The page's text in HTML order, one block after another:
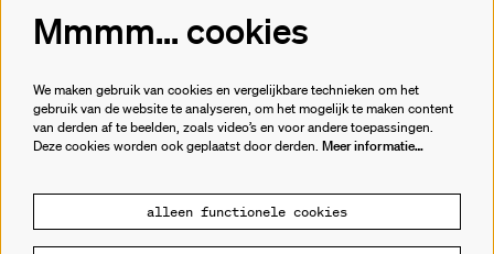
Volg ons
Meld je aan voor de nieuwsbrief.
Mmmm... cookies
We maken gebruik van cookies en vergelijkbare technieken om het
gebruik van de website te analyseren, om het mogelijk te maken content
van derden af te beelden, zoals video’s en voor andere toepassingen.
Deze cookies worden ook geplaatst door derden. Meer informatie…
alleen functionele cookies